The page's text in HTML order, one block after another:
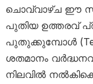
ചൊവ്വാഴ്ച ഈ
പുതിയ ഉത്തരവ്
പുതുക്കുമ്പോൾ
ശതമാനം
നിലവിൽ